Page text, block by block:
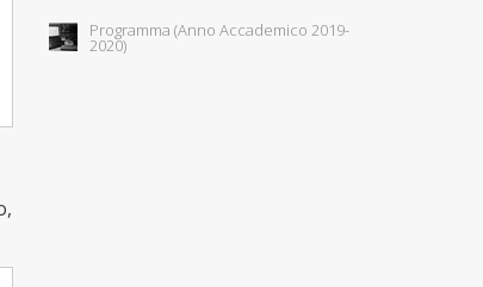
Programma (Anno Accademico 2019-
2020)